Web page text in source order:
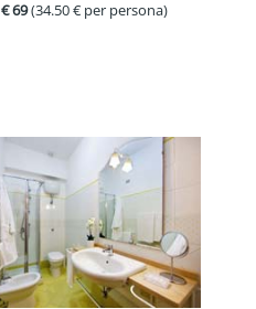
€ 69(34.50 € per persona)